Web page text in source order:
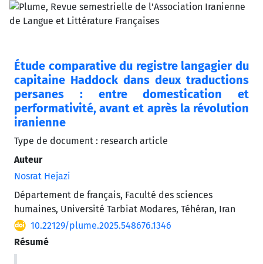
Étude comparative du registre langagier du
capitaine Haddock dans deux traductions
persanes : entre domestication et
performativité, avant et après la révolution
iranienne
Type de document : research article
Auteur
Nosrat Hejazi
Département de français, Faculté des sciences
humaines, Université Tarbiat Modares, Téhéran, Iran
10.22129/plume.2025.548676.1346
Résumé